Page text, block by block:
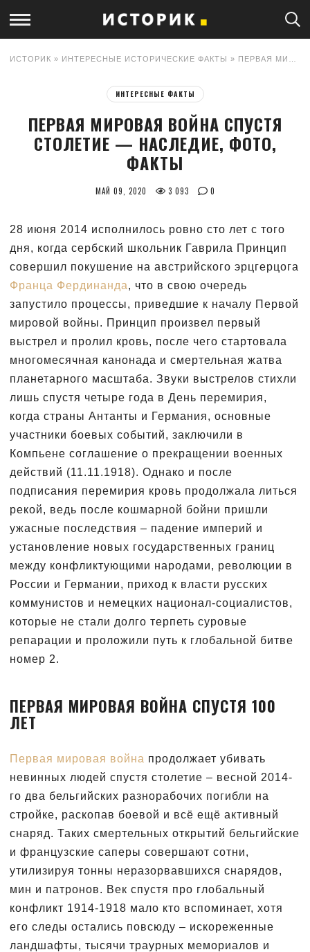
ИСТОРИК » ИНТЕРЕСНЫЕ ИСТОРИЧЕСКИЕ ФАКТЫ » ПЕРВАЯ МИРОВАЯ ВОЙНА СПУСТЯ СТОЛЕТИЕ — НАСЛЕДИЕ, ФОТО, ФАКТЫ
ИНТЕРЕСНЫЕ ФАКТЫ
ПЕРВАЯ МИРОВАЯ ВОЙНА СПУСТЯ
СТОЛЕТИЕ — НАСЛЕДИЕ, ФОТО,
ФАКТЫ
МАЙ 09, 2020 3 093 0
28 июня 2014 исполнилось ровно сто лет с того
дня, когда сербский школьник Гаврила Принцип
совершил покушение на австрийского эрцгерцога
Франца Фердинанда, что в свою очередь
запустило процессы, приведшие к началу Первой
мировой войны. Принцип произвел первый
выстрел и пролил кровь, после чего стартовала
многомесячная канонада и смертельная жатва
планетарного масштаба. Звуки выстрелов стихли
лишь спустя четыре года в День перемирия,
когда страны Антанты и Германия, основные
участники боевых событий, заключили в
Компьене соглашение о прекращении военных
действий (11.11.1918). Однако и после
подписания перемирия кровь продолжала литься
рекой, ведь после кошмарной бойни пришли
ужасные последствия – падение империй и
установление новых государственных границ
между конфликтующими народами, революции в
России и Германии, приход к власти русских
коммунистов и немецких национал-социалистов,
которые не стали долго терпеть суровые
репарации и проложили путь к глобальной битве
номер 2.
ПЕРВАЯ МИРОВАЯ ВОЙНА СПУСТЯ 100
ЛЕТ
Первая мировая война продолжает убивать
невинных людей спустя столетие – весной 2014-
го два бельгийских разнорабочих погибли на
стройке, раскопав боевой и всё ещё активный
снаряд. Таких смертельных открытий бельгийские
и французские саперы совершают сотни,
утилизируя тонны неразорвавшихся снарядов,
мин и патронов. Век спустя про глобальный
конфликт 1914-1918 мало кто вспоминает, хотя
его следы остались повсюду – искореженные
ландшафты, тысячи траурных мемориалов и